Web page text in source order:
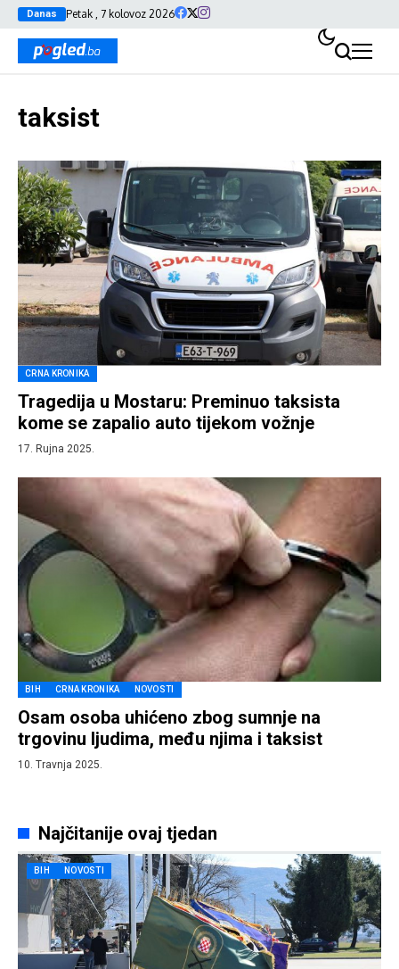
Danas Petak , 7 kolovoz 2026
taksist
CRNA KRONIKA
Tragedija u Mostaru: Preminuo taksista
kome se zapalio auto tijekom vožnje
17. Rujna 2025.
BIH CRNA KRONIKA NOVOSTI
Osam osoba uhićeno zbog sumnje na
trgovinu ljudima, među njima i taksist
10. Travnja 2025.
Najčitanije ovaj tjedan
BIH NOVOSTI